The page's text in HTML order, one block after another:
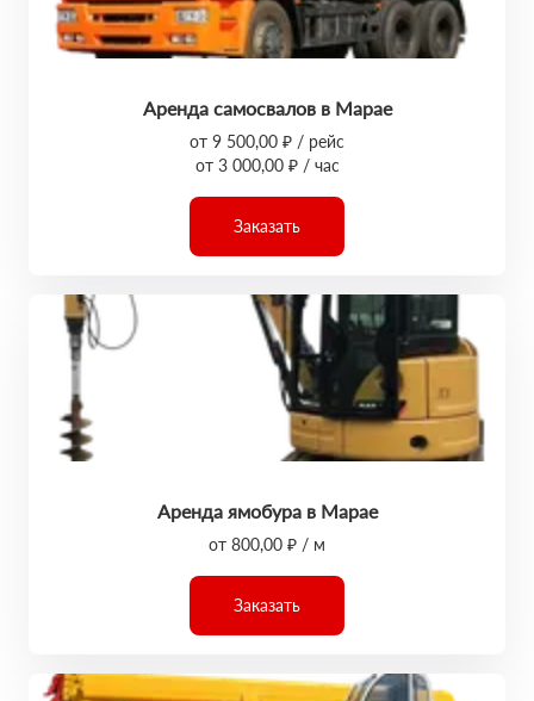
Аренда самосвалов в Марае
от 9 500,00 ₽ / рейс
от 3 000,00 ₽ / час
Заказать
Аренда ямобура в Марае
от 800,00 ₽ / м
Заказать